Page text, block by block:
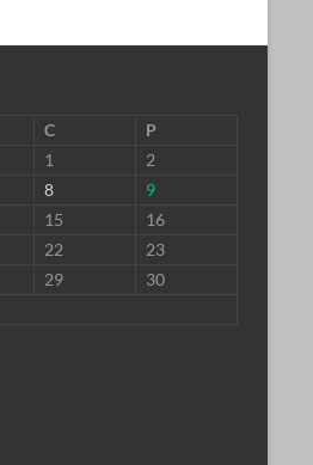
C
P
1
2
8
9
15
16
22
23
29
30